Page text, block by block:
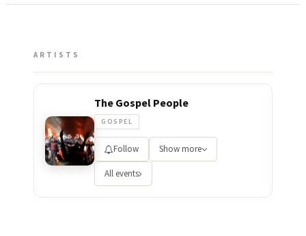
ARTISTS
The Gospel People
GOSPEL
Follow Show more
All events